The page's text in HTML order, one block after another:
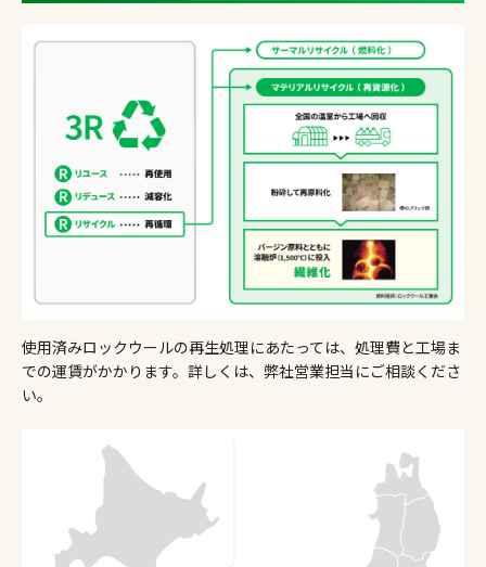
使用済みロックウールの再生処理にあたっては、処理費と工場ま
での運賃がかかります。詳しくは、弊社営業担当にご相談くださ
い。